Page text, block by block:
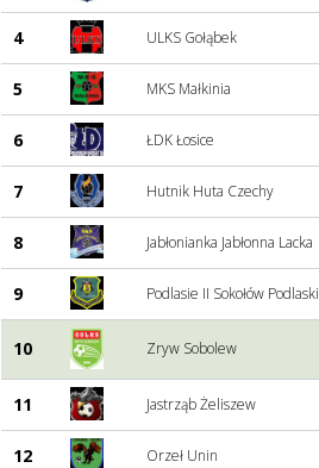
4 ULKS Gołąbek
5 MKS Małkinia
6 ŁDK Łosice
7 Hutnik Huta Czechy
8 Jabłonianka Jabłonna Lacka
9 Podlasie II Sokołów Podlaski
10 Zryw Sobolew
11 Jastrząb Żeliszew
12 Orzeł Unin